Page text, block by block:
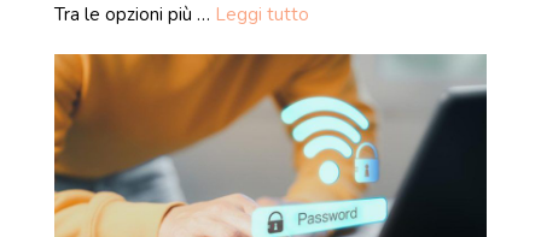
Tra le opzioni più … Leggi tutto